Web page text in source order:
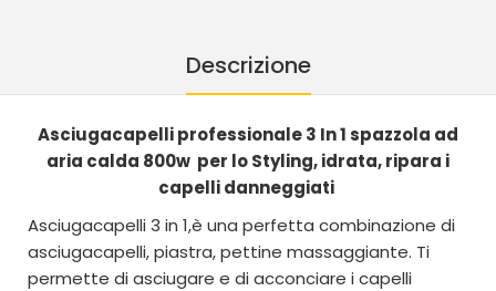
Descrizione
Asciugacapelli professionale 3 In 1 spazzola ad
aria calda 800w per lo Styling, idrata, ripara i
capelli danneggiati
Asciugacapelli 3 in 1,è una perfetta combinazione di
asciugacapelli, piastra, pettine massaggiante. Ti
permette di asciugare e di acconciare i capelli